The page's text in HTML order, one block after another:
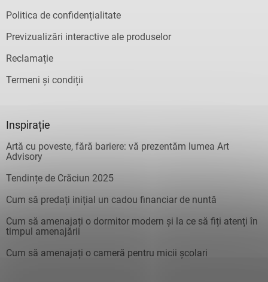
Politica de confidențialitate
Previzualizări interactive ale produselor
Reclamație
Termeni și condiții
Inspirație
Artă cu poveste, fără bariere: vă prezentăm lumea Art
Advisory
Tendințe de Crăciun 2025
Cum să predați inițial un cadou financiar de nuntă
Cum să amenajați o dormitor modern și la ce să fiți atenți în
timpul amenajării
Cum să amenajați o cameră pentru micii școlari